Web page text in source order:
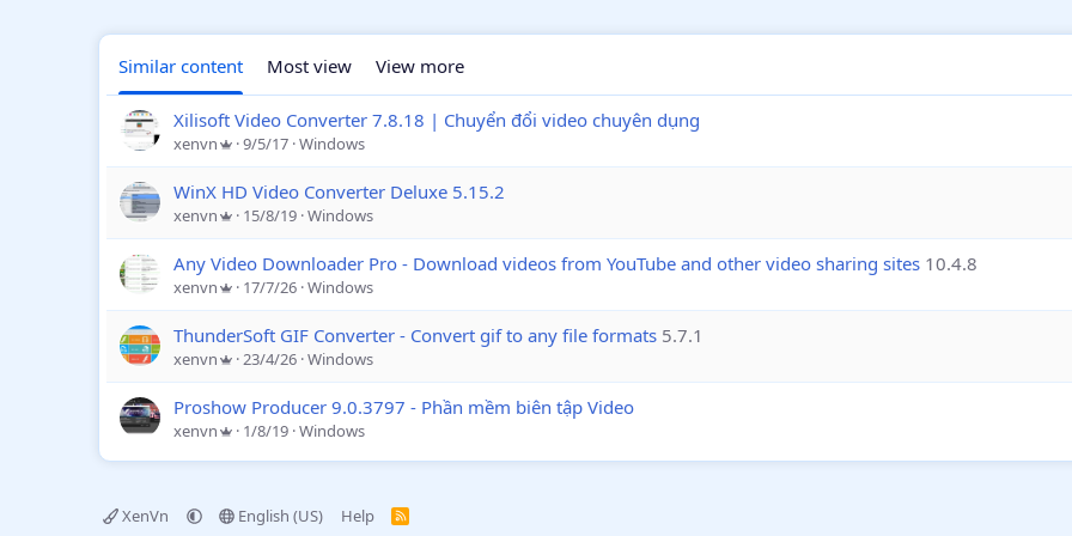
Similar content Most view View more
Xilisoft Video Converter 7.8.18 | Chuyển đổi video chuyên dụng
xenvn 9/5/17 Windows
WinX HD Video Converter Deluxe 5.15.2
xenvn 15/8/19 Windows
Any Video Downloader Pro - Download videos from YouTube and other video sharing sites 10.4.8
xenvn 17/7/26 Windows
ThunderSoft GIF Converter - Convert gif to any file formats 5.7.1
xenvn 23/4/26 Windows
Proshow Producer 9.0.3797 - Phần mềm biên tập Video
xenvn 1/8/19 Windows
XenVn English (US) Help
R